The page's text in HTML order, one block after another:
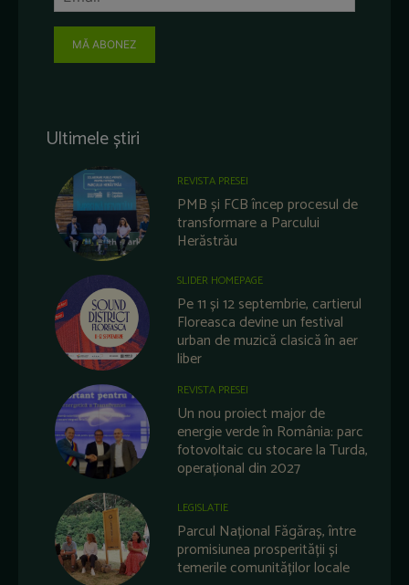
MĂ ABONEZ
Ultimele știri
REVISTA PRESEI
PMB și FCB încep procesul de
transformare a Parcului
Herăstrău
SLIDER HOMEPAGE
Pe 11 și 12 septembrie, cartierul
Floreasca devine un festival
urban de muzică clasică în aer
liber
REVISTA PRESEI
Un nou proiect major de
energie verde în România: parc
fotovoltaic cu stocare la Turda,
operațional din 2027
LEGISLATIE
Parcul Național Făgăraș, între
promisiunea prosperității și
temerile comunităților locale